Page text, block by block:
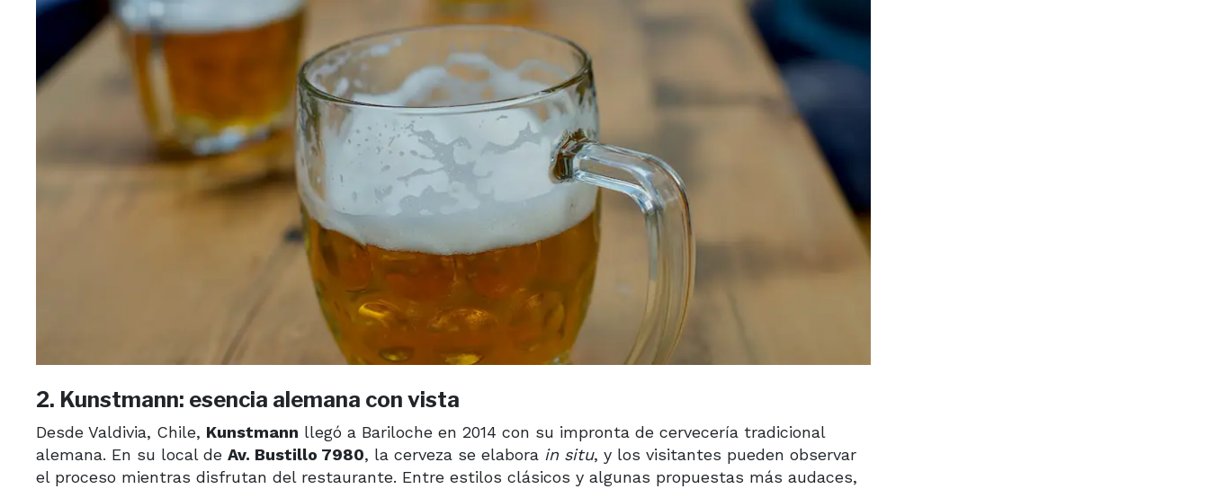
2. Kunstmann: esencia alemana con vista
Desde Valdivia, Chile, Kunstmann llegó a Bariloche en 2014 con su impronta de cervecería tradicional
alemana. En su local de Av. Bustillo 7980, la cerveza se elabora in situ, y los visitantes pueden observar
el proceso mientras disfrutan del restaurante. Entre estilos clásicos y algunas propuestas más audaces,